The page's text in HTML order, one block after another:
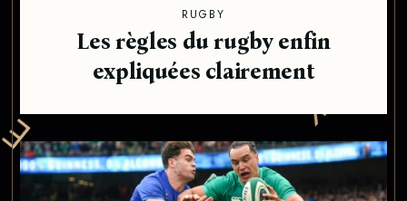
K
!
-
L
E
T
RUGBY
Les règles du rugby enfin
expliquées clairement